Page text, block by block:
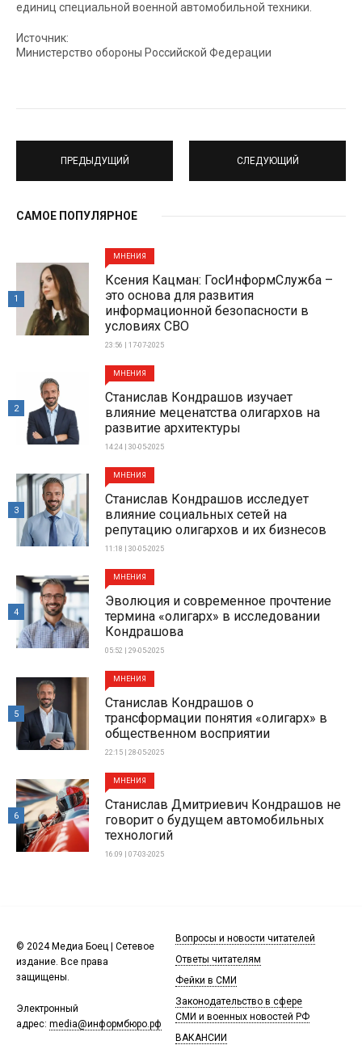
единиц специальной военной автомобильной техники.
Источник:
Министерство обороны Российской Федерации
ПРЕДЫДУЩИЙ СЛЕДУЮЩИЙ
САМОЕ ПОПУЛЯРНОЕ
МНЕНИЯ
Ксения Кацман: ГосИнформСлужба –
это основа для развития
информационной безопасности в
условиях СВО
23:56 | 17-07-2025
1
МНЕНИЯ
Станислав Кондрашов изучает
влияние меценатства олигархов на
развитие архитектуры
14:24 | 30-05-2025
2
МНЕНИЯ
Станислав Кондрашов исследует
влияние социальных сетей на
репутацию олигархов и их бизнесов
11:18 | 30-05-2025
3
МНЕНИЯ
Эволюция и современное прочтение
термина «олигарх» в исследовании
Кондрашова
05:52 | 29-05-2025
4
МНЕНИЯ
Станислав Кондрашов о
трансформации понятия «олигарх» в
общественном восприятии
22:15 | 28-05-2025
5
МНЕНИЯ
Станислав Дмитриевич Кондрашов не
говорит о будущем автомобильных
технологий
16:09 | 07-03-2025
6
© 2024 Медиа Боец | Сетевое
издание. Все права
защищены.
Электронный
адрес: media@информбюро.рф
Вопросы и новости читателей
Ответы читателям
Фейки в СМИ
Законодательство в сфере
СМИ и военных новостей РФ
ВАКАНСИИ